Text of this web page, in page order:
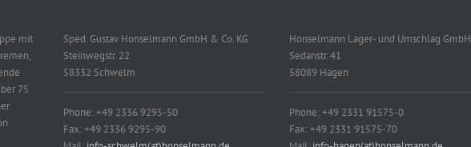
mit
75
Sped. Gustav Honselmann GmbH & Co. KG
Steinwegstr. 22
58332 Schwelm
Phone: +49 2336 9295-50
Fax: +49 2336 9295-90
Honselmann Lager- und Umschlag GmbH
Sedanstr. 41
58089 Hagen
Phone: +49 2331 91575-0
Fax: +49 2331 91575-70